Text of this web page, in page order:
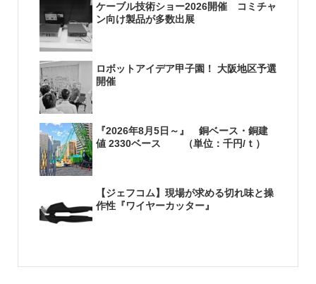
ケーブル技術ショー2026開催 コミチャ
ン向け製品が多数出展
ロボットアイデア甲子園！ 大阪地区予選
開催
『2026年8月5日～』 銅ベース・銅建
値 2330ベース （単位：千円/ｔ）
【ジェフコム】現場が求める切れ味と操
作性『ワイヤーカッター』